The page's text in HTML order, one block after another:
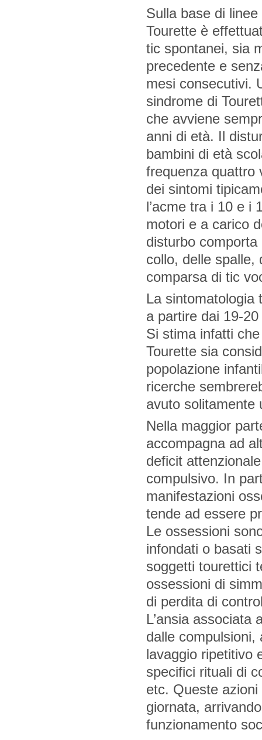
Sulla base di
Tourette è
tic spontanei, sia
precedente e
mesi consecutivi.
sindrome di
che avviene
anni di età. Il
bambini di età
frequenza quattro
dei sintomi
l’acme tra i 10 e i
motori e a carico
disturbo comporta
collo, delle spalle,
comparsa di tic
La sintomatologia
a partire dai 19-
Si stima infatti
Tourette sia
popolazione
ricerche
avuto solitamente
Nella maggior
accompagna ad
deficit
compulsivo. In
manifestazioni
tende ad essere
Le ossessioni
infondati o basati
soggetti tourettici
ossessioni di
di perdita di
L’ansia associata
dalle compulsioni,
lavaggio ripetitivo
specifici rituali di
etc. Queste
giornata,
funzionamento